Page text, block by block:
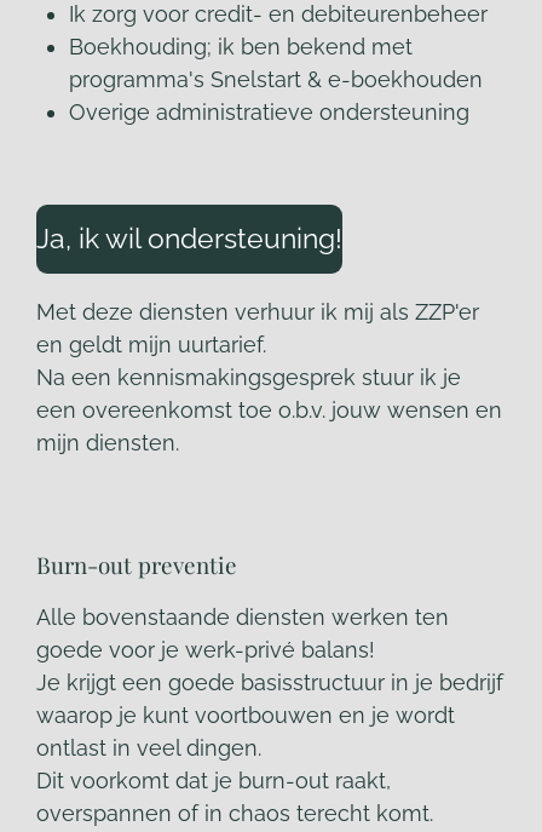
Ik zorg voor credit- en debiteurenbeheer
Boekhouding; ik ben bekend met
programma's Snelstart & e-boekhouden
Overige administratieve ondersteuning
Ja, ik wil ondersteuning!
Met deze diensten verhuur ik mij als ZZP'er
en geldt mijn uurtarief.
Na een kennismakingsgesprek stuur ik je
een overeenkomst toe o.b.v. jouw wensen en
mijn diensten.
Burn-out preventie
Alle bovenstaande diensten werken ten
goede voor je werk-privé balans!
Je krijgt een goede basisstructuur in je bedrijf
waarop je kunt voortbouwen en je wordt
ontlast in veel dingen.
Dit voorkomt dat je burn-out raakt,
overspannen of in chaos terecht komt.